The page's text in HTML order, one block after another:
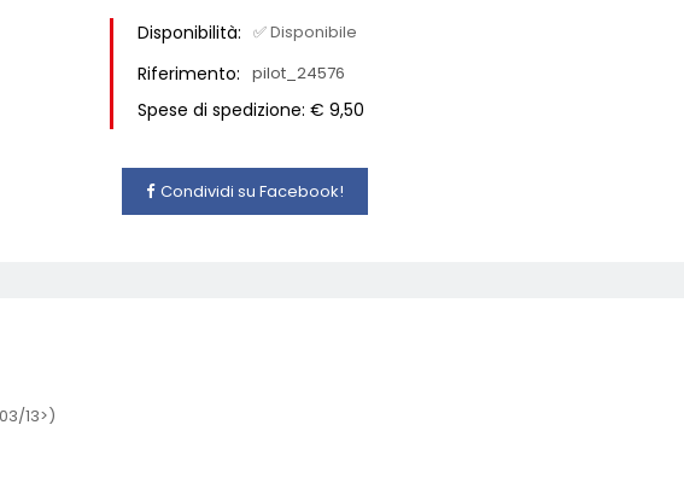
Disponibilità: ✅ Disponibile
Riferimento: pilot_24576
Spese di spedizione: € 9,50
Condividi su Facebook!
13>)